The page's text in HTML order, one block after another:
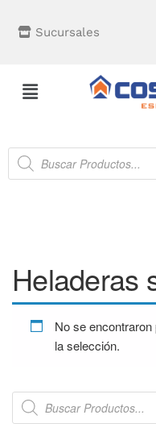
Sucursales
Heladeras
No se
la selección.